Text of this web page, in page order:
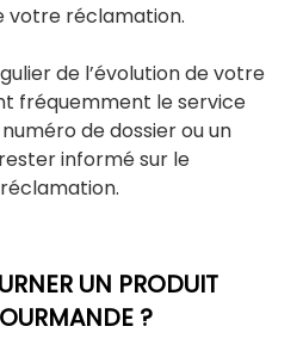
votre réclamation.
de l’évolution de votre
fréquemment le service
de dossier ou un
informé sur le
UN PRODUIT
?